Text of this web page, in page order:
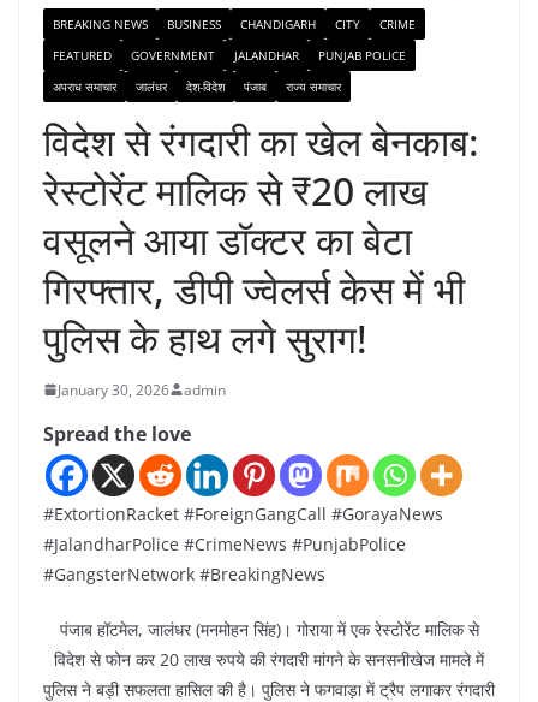
BREAKING NEWS BUSINESS CHANDIGARH CITY
CRIME
FEATURED
GOVERNMENT JALANDHAR
PUNJAB POLICE
अपराध समाचार
जालंधर देश-विदेश पंजाब राज्य समाचार
विदेश से रंगदारी का खेल बेनकाब:
रेस्टोरेंट मालिक से ₹20 लाख
वसूलने आया डॉक्टर का बेटा
गिरफ्तार, डीपी ज्वेलर्स केस में भी
पुलिस के हाथ लगे सुराग!
January 30, 2026 admin
Spread the love
#ExtortionRacket #ForeignGangCall #GorayaNews
#JalandharPolice #CrimeNews #PunjabPolice
#GangsterNetwork #BreakingNews
पंजाब हॉटमेल, जालंधर (मनमोहन सिंह)। गोराया में एक रेस्टोरेंट मालिक से
विदेश से फोन कर 20 लाख रुपये की रंगदारी मांगने के सनसनीखेज मामले में
पुलिस ने बड़ी सफलता हासिल की है। पुलिस ने फगवाड़ा में ट्रैप लगाकर रंगदारी